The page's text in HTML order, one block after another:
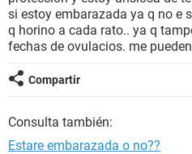
GLOSARIO
si estoy embarazada ya q no e
q horino a cada rato.. ya q
fechas de ovulacios. me
Compartir
Consulta también:
Estare embarazada o no??